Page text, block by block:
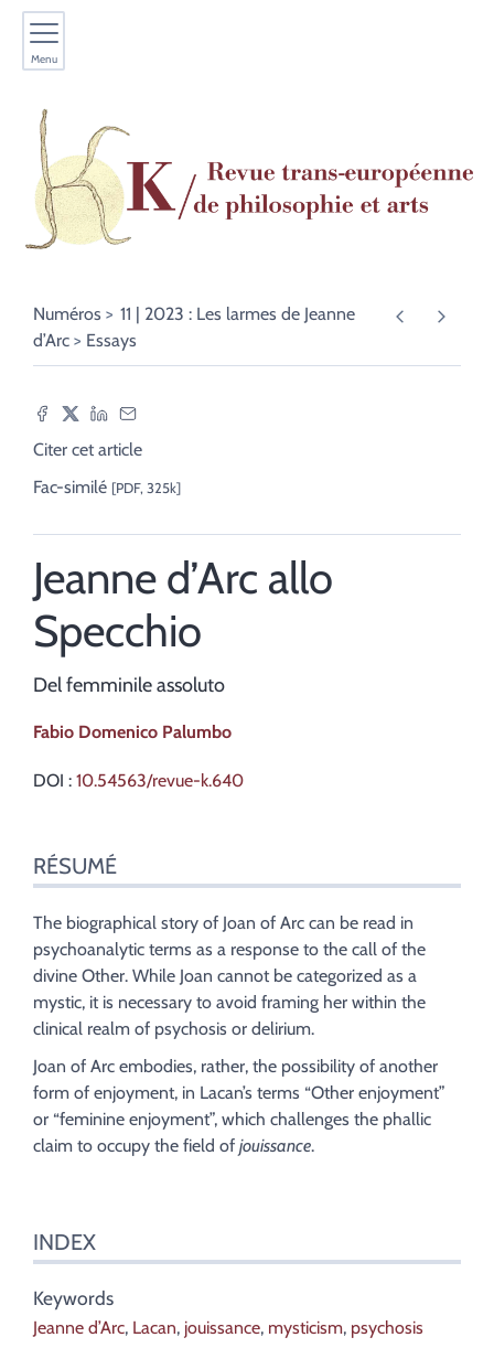
Menu
Numéros
11 | 2023 : Les larmes de Jeanne
d’Arc
Essays
Citer cet article
Fac-similé [PDF, 325k]
Jeanne d’Arc allo
Specchio
Del femminile assoluto
Fabio Domenico Palumbo
DOI : 10.54563/revue-k.640
Index
Texte
Bibliographie
Notes
Citer cet article
Auteur
RÉSUMÉ
The biographical story of Joan of Arc can be read in
psychoanalytic terms as a response to the call of the
divine Other. While Joan cannot be categorized as a
mystic, it is necessary to avoid framing her within the
clinical realm of psychosis or delirium.
Joan of Arc embodies, rather, the possibility of another
form of enjoyment, in Lacan’s terms “Other enjoyment”
or “feminine enjoyment”, which challenges the phallic
claim to occupy the field of jouissance.
INDEX
Keywords
Jeanne d’Arc, Lacan, jouissance, mysticism, psychosis